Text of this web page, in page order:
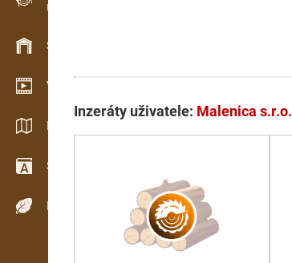
Evidence dřeva v terénu
Skladové hospodářství
Video showroom
Katalogy / Brožury
Slovník
Dřeviny
Inzeráty uživatele: Malenica s.r.o.